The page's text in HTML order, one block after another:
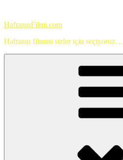
HaftanınFilmi.com
Haftanın filmini sizler için seçiyoruz…